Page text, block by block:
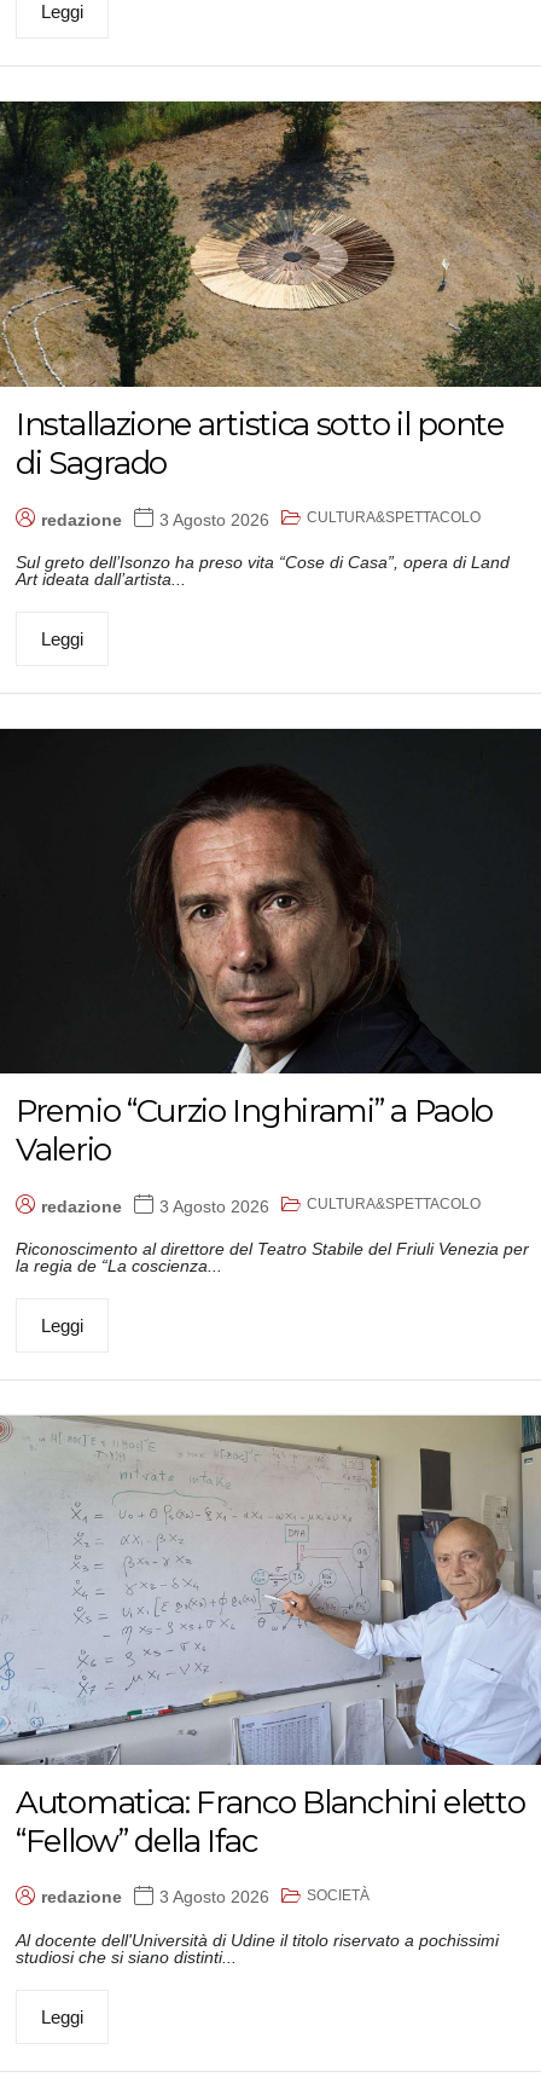
Leggi
Installazione artistica sotto il ponte
di Sagrado
redazione 3 Agosto 2026 CULTURA&SPETTACOLO
Sul greto dell’Isonzo ha preso vita “Cose di Casa”, opera di Land
Art ideata dall’artista...
Leggi
Premio “Curzio Inghirami” a Paolo
Valerio
redazione 3 Agosto 2026 CULTURA&SPETTACOLO
Riconoscimento al direttore del Teatro Stabile del Friuli Venezia per
la regia de “La coscienza...
Leggi
Automatica: Franco Blanchini eletto
“Fellow” della Ifac
redazione 3 Agosto 2026 SOCIETÀ
Al docente dell'Università di Udine il titolo riservato a pochissimi
studiosi che si siano distinti...
Leggi